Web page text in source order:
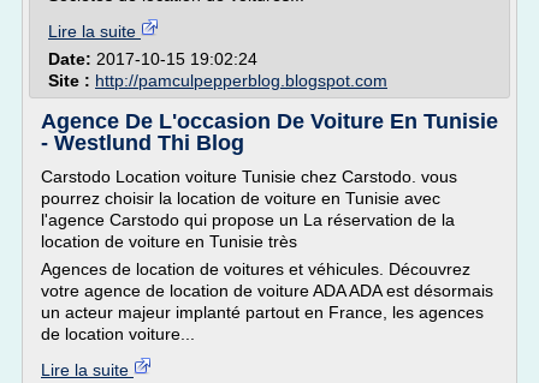
Lire la suite
Date: 2017-10-15 19:02:24
Site : http://pamculpepperblog.blogspot.com
Agence De L'occasion De Voiture En Tunisie
- Westlund Thi Blog
Carstodo Location voiture Tunisie chez Carstodo. vous
pourrez choisir la location de voiture en Tunisie avec
l'agence Carstodo qui propose un La réservation de la
location de voiture en Tunisie très
Agences de location de voitures et véhicules. Découvrez
votre agence de location de voiture ADA ADA est désormais
un acteur majeur implanté partout en France, les agences
de location voiture...
Lire la suite